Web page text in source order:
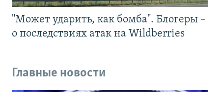
"Может ударить, как бомба". Блогеры –
о последствиях атак на Wildberries
Главные новости